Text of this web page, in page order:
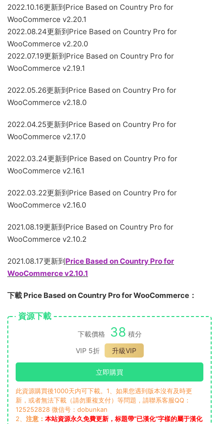
2022.10.16更新到Price Based on Country Pro for
WooCommerce v2.20.1
2022.08.24更新到Price Based on Country Pro for
WooCommerce v2.20.0
2022.07.19更新到Price Based on Country Pro for
WooCommerce v2.19.1
2022.05.26更新到Price Based on Country Pro for
WooCommerce v2.18.0
2022.04.25更新到Price Based on Country Pro for
WooCommerce v2.17.0
2022.03.24更新到Price Based on Country Pro for
WooCommerce v2.16.1
2022.03.22更新到Price Based on Country Pro for
WooCommerce v2.16.0
2021.08.19更新到Price Based on Country Pro for
WooCommerce v2.10.2
2021.08.17更新到Price Based on Country Pro for
WooCommerce v2.10.1
下載 Price Based on Country Pro for WooCommerce：
資源下載
下載價格 38 積分
VIP 5折
升級VIP
立即購買
此資源購買後1000天内可下載。1、如果您遇到版本沒有及時更
新，或者無法下載（請勿重複支付）等問題，請聯系客服QQ：
125252828 微信号：dobunkan
2、 注意： 本站資源永久免費更新，标題帶“已漢化”字樣的屬于漢化